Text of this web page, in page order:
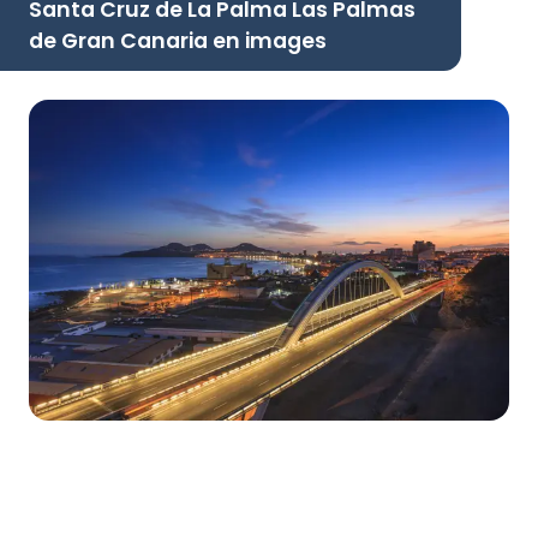
Santa Cruz de La Palma Las Palmas
de Gran Canaria en images